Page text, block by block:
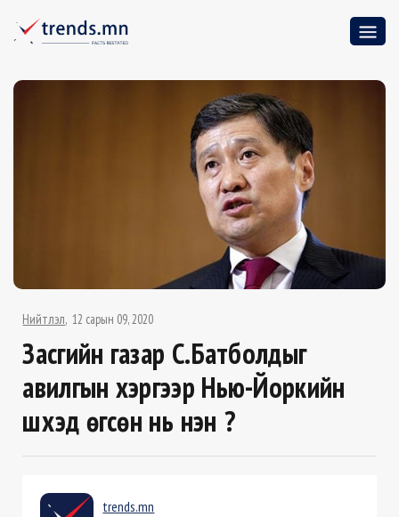
Нийтлэл 12 сарын 09, 2020
Засгийн газар Cү.Батболдыг
авилгын хэргээр Нью-Йоркийн
шүүхэд өгсөн нь үнэн үү?
trends.mn